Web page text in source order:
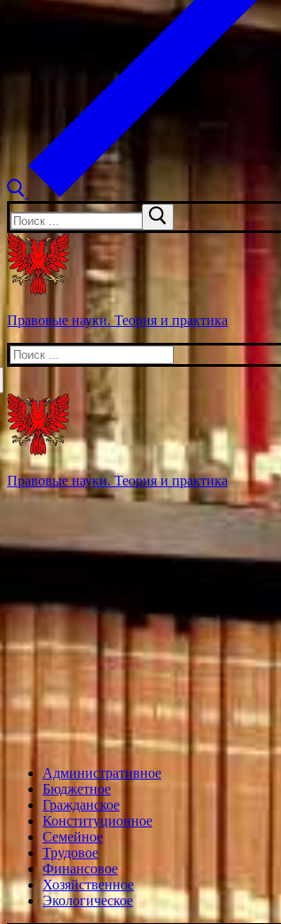
Искать:
Правовые науки. Теория и практика
Искать:
Правовые науки. Теория и практика
Административное
Бюджетное
Гражданское
Конституционное
Семейное
Трудовое
Финансовое
Хозяйственное
Экологическое